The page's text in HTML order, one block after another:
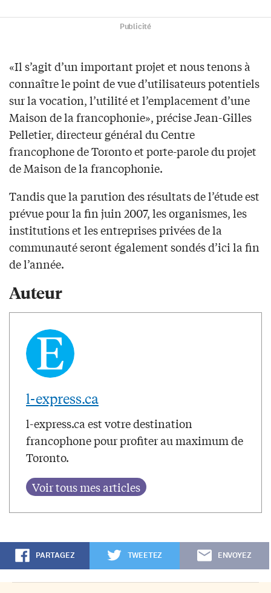
Publicité
«Il s’agit d’un important projet et nous tenons à
connaître le point de vue d’utilisateurs potentiels
sur la vocation, l’utilité et l’emplacement d’une
Maison de la francophonie», précise Jean-Gilles
Pelletier, directeur général du Centre
francophone de Toronto et porte-parole du projet
de Maison de la francophonie.
Tandis que la parution des résultats de l’étude est
prévue pour la fin juin 2007, les organismes, les
institutions et les entreprises privées de la
communauté seront également sondés d’ici la fin
de l’année.
Auteur
l-express.ca
l-express.ca est votre destination
francophone pour profiter au maximum de
Toronto.
PARTAGEZ TWEETEZ ENVOYEZ